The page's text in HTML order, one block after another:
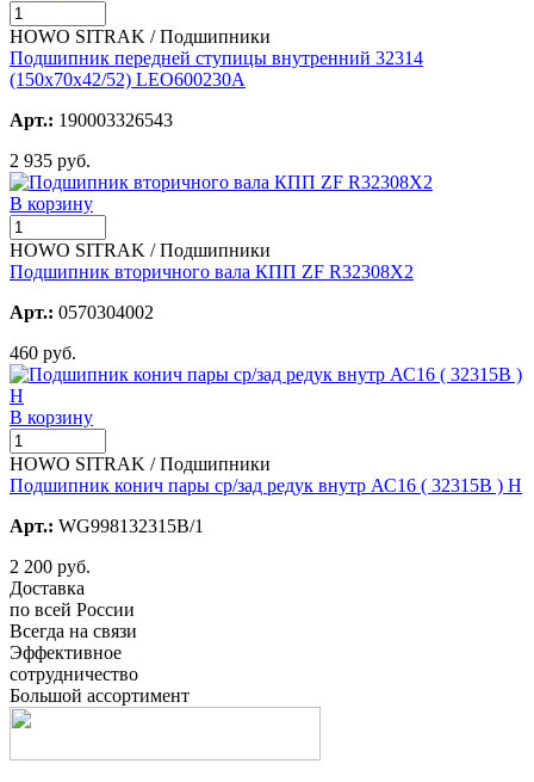
HOWO SITRAK / Подшипники
Подшипник передней ступицы внутренний 32314
(150х70х42/52) LEO600230A
Арт.: 190003326543
2 935 руб.
В корзину
HOWO SITRAK / Подшипники
Подшипник вторичного вала КПП ZF R32308X2
Арт.: 0570304002
460 руб.
В корзину
HOWO SITRAK / Подшипники
Подшипник конич пары ср/зад редук внутр АС16 ( 32315В ) H
Арт.: WG998132315В/1
2 200 руб.
Доставка
по всей России
Всегда на связи
Эффективное
сотрудничество
Большой ассортимент